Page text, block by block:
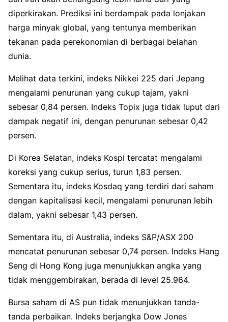
diperkirakan. Prediksi ini berdampak pada lonjakan
harga minyak global, yang tentunya memberikan
tekanan pada perekonomian di berbagai belahan
dunia.
Melihat data terkini, indeks Nikkei 225 dari Jepang
mengalami penurunan yang cukup tajam, yakni
sebesar 0,84 persen. Indeks Topix juga tidak luput dari
dampak negatif ini, dengan penurunan sebesar 0,42
persen.
Di Korea Selatan, indeks Kospi tercatat mengalami
koreksi yang cukup serius, turun 1,83 persen.
Sementara itu, indeks Kosdaq yang terdiri dari saham
dengan kapitalisasi kecil, mengalami penurunan lebih
dalam, yakni sebesar 1,43 persen.
Sementara itu, di Australia, indeks S&P/ASX 200
mencatat penurunan sebesar 0,74 persen. Indeks Hang
Seng di Hong Kong juga menunjukkan angka yang
tidak menggembirakan, berada di level 25.964.
Bursa saham di AS pun tidak menunjukkan tanda-
tanda perbaikan. Indeks berjangka Dow Jones